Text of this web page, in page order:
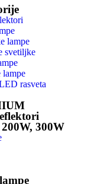
lampe
svetiljke
lampe
rasveta
300W